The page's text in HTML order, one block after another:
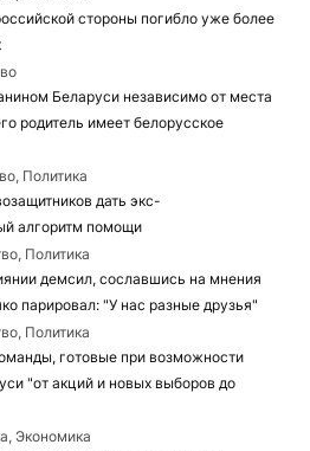
стороны погибло уже более
Беларуси независимо от места
родитель имеет белорусское
Политика
дать экс-
алгоритм помощи
Политика
демсил, сославшись на мнения
парировал: "У нас разные друзья"
Политика
готовые при возможности
"от акций и новых выборов до
Экономика